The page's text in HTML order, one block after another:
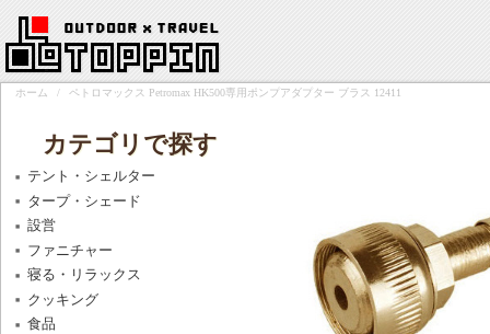
ホーム / ペトロマックス Petromax HK500専用ポンプアダプター ブラス 12411
カテゴリで探す
テント・シェルター
タープ・シェード
設営
ファニチャー
寝る・リラックス
クッキング
食品